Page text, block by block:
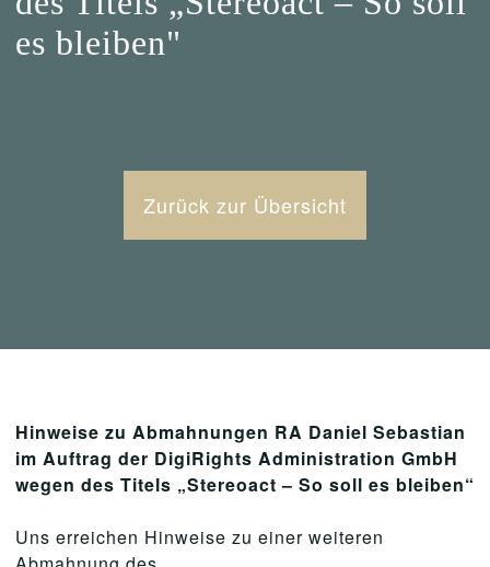
es bleiben"
Zurück zur Übersicht
Hinweise zu Abmahnungen RA Daniel Sebastian
im Auftrag der DigiRights Administration GmbH
wegen des Titels „Stereoact – So soll es bleiben“
Uns erreichen Hinweise zu einer weiteren